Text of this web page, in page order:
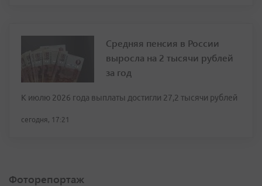
Средняя пенсия в России
выросла на 2 тысячи рублей
за год
К июлю 2026 года выплаты достигли 27,2 тысячи рублей
сегодня, 17:21
Фоторепортаж